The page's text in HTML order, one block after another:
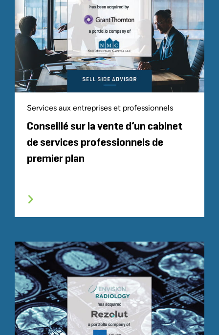
Services aux entreprises et professionnels
Conseillé sur la vente d’un cabinet
de services professionnels de
premier plan